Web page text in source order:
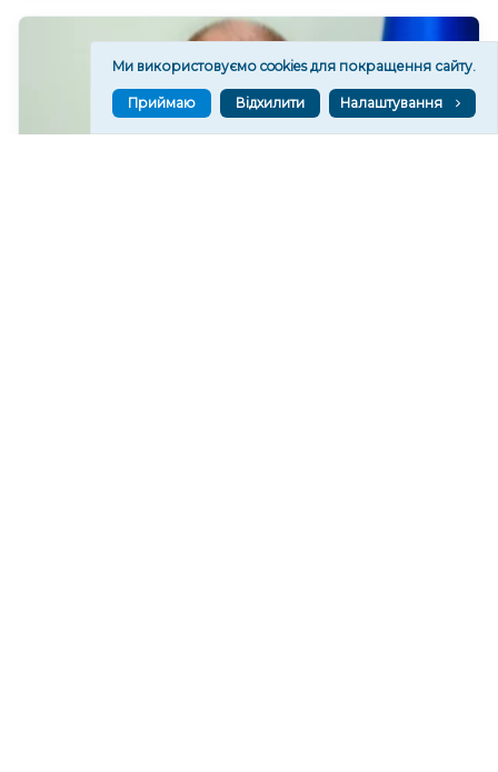
Ми використовуємо cookies для покращення сайту.
Приймаю Відхилити Налаштування